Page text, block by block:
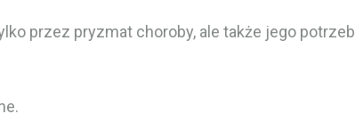
przez pryzmat choroby, ale także jego potrzeb